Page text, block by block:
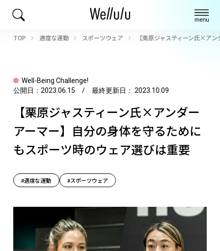
TOP 適度な運動 スポーツウェア 【栗原ジャスティーン氏×ア
Well-Being Challenge!
公開日： 2023.06.15 / 最終更新日： 2023.10.09
【栗原ジャスティーン氏×アンダー
アーマー】自分の身体を守るために
もスポーツ時のウェア選びは重要
#適度な運動 #スポーツウェア